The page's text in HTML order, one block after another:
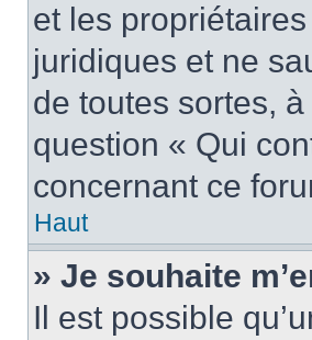
et les
juridiques et ne
de toutes sortes,
question « Qui
concernant ce
Haut
» Je souhaite
Il est possible